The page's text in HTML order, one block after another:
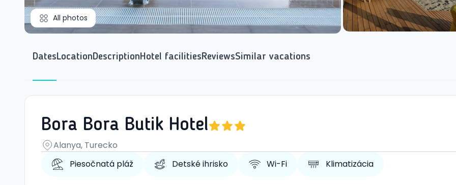
All photos
DatesLocationDescriptionHotel facilitiesReviewsSimilar vacations
Bora Bora Butik Hotel
Alanya, Turecko
Piesočnatá pláž
Detské ihrisko Wi-Fi Klimatizácia